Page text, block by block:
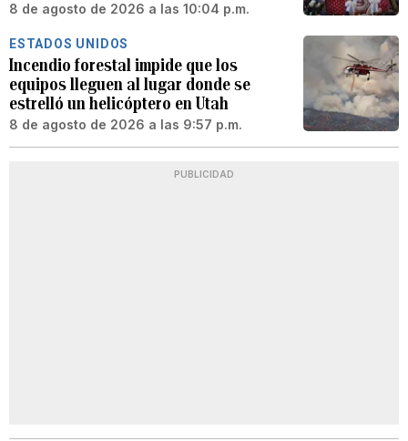
8 de agosto de 2026 a las 10:04 p.m.
ESTADOS UNIDOS
Incendio forestal impide que los
equipos lleguen al lugar donde se
estrelló un helicóptero en Utah
8 de agosto de 2026 a las 9:57 p.m.
PUBLICIDAD